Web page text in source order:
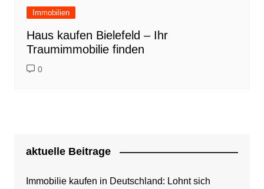
Immobilien
Haus kaufen Bielefeld – Ihr
Traumimmobilie finden
0
aktuelle Beitrage
Immobilie kaufen in Deutschland: Lohnt sich